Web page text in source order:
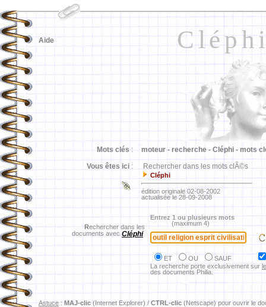
Aide
Mots clés : moteur - recherche - Cléphi - mots
Vous êtes ici : Rechercher dans les mots clÃ©s
Cléphi
édition originale 02-08-2002
actualisée le 28-09-2008
Rechercher dans les
documents avec Cléphi
Entrez 1 ou plusieurs mots
(maximum 4)
ET OU
SAUF
La recherche porte exclusivement sur
des documents Philia.
Astuce : MAJ-clic (Internet Explorer) / CTRL-clic (Netscape) pour ouvrir le